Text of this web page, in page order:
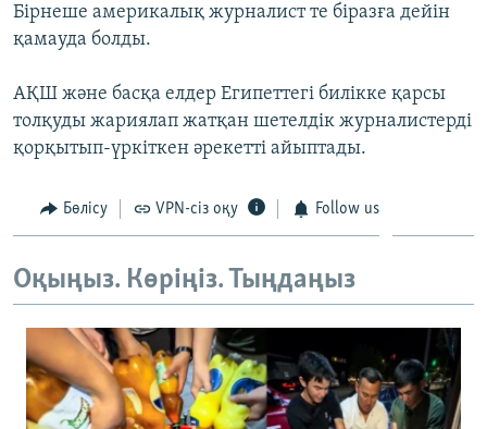
Бірнеше америкалық журналист те біразға дейін
қамауда болды.
АҚШ және басқа елдер Египеттегі билікке қарсы
толқуды жариялап жатқан шетелдік журналистерді
қорқытып-үркіткен әрекетті айыптады.
Бөлісу VPN-сіз оқу Follow us
Оқыңыз. Көріңіз. Тыңдаңыз